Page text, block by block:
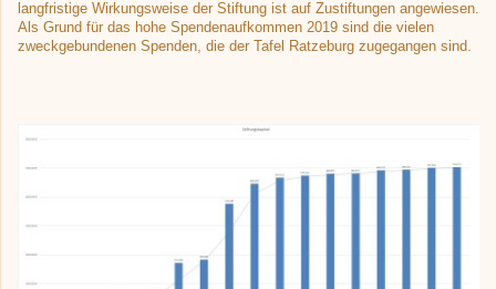
langfristige Wirkungsweise der Stiftung ist auf Zustiftungen angewiesen.
Als Grund für das hohe Spendenaufkommen 2019 sind die vielen
zweckgebundenen Spenden, die der Tafel Ratzeburg zugegangen sind.